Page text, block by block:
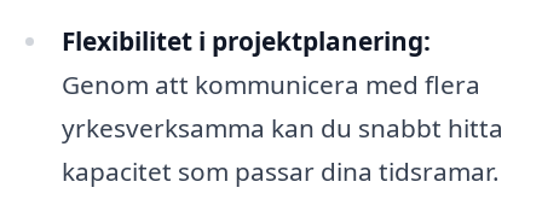
Flexibilitet i projektplanering:
Genom att kommunicera med flera
yrkesverksamma kan du snabbt hitta
kapacitet som passar dina tidsramar.